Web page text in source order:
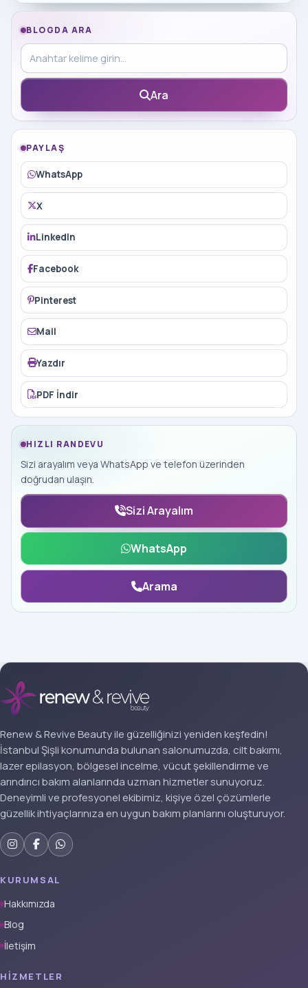
BLOGDA ARA
Blog içinde ara
Ara
PAYLAŞ
WhatsApp
X
LinkedIn
Facebook
Pinterest
Mail
Yazdır
PDF İndir
HIZLI RANDEVU
Sizi arayalım veya WhatsApp ve telefon üzerinden
doğrudan ulaşın.
Sizi Arayalım
WhatsApp
Arama
Renew & Revive Beauty ile güzelliğinizi yeniden keşfedin!
İstanbul Şişli konumunda bulunan salonumuzda, cilt bakımı,
lazer epilasyon, bölgesel incelme, vücut şekillendirme ve
arındırıcı bakım alanlarında uzman hizmetler sunuyoruz.
Deneyimli ve profesyonel ekibimiz, kişiye özel çözümlerle
güzellik ihtiyaçlarınıza en uygun bakım planlarını oluşturuyor.
KURUMSAL
Hakkımızda
Blog
İletişim
HIZMETLER